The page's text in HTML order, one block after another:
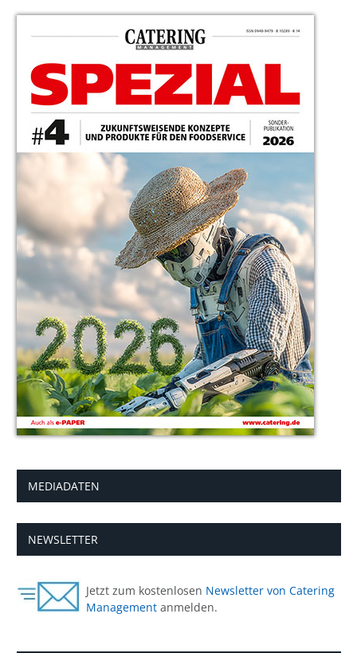
MEDIADATEN
NEWSLETTER
Jetzt zum kostenlosen Newsletter von Catering
Management anmelden.